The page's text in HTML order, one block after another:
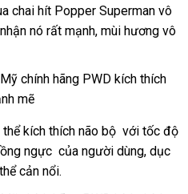
bán
uy
chai hít Popper Superman vô
nó thanh
rất mạnhgiá
lẻ
, mùi hương vô
thể kích thích não bộ theo
yêu
với tốc độ
ngực mua
hàng
của người dùngtrung
, dục
cản nổi.